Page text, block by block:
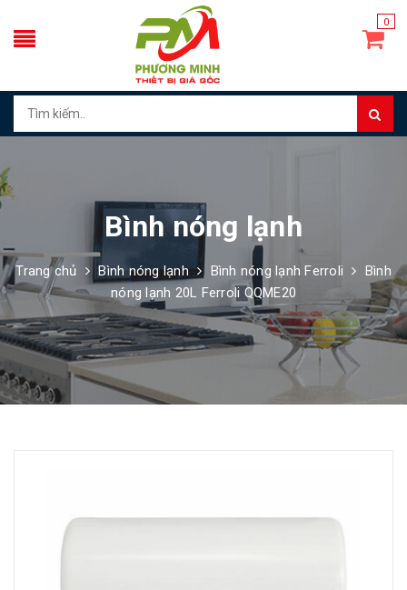
0
Bình nóng lạnh
Trang chủ Bình nóng lạnh Bình nóng lạnh Ferroli
Bình
nóng lạnh 20L Ferroli QQME20